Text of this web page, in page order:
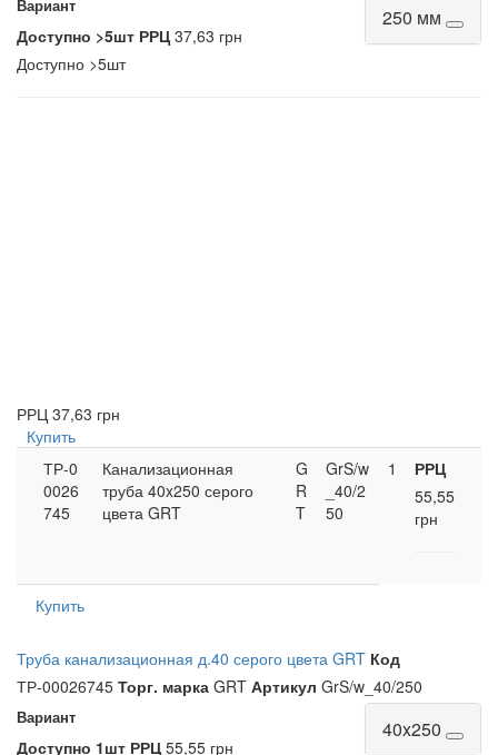
Вариант 250 мм
Доступно >5шт РРЦ37,63 грн
Доступно >5шт
РРЦ 37,63 грн
Купить
ТР-0
0026
745
Канализационная
труба 40x250 серого
цвета GRT
G
R
T
GrS/w
_40/2
50
1
РРЦ
55,55
грн
Купить
Труба канализационная д.40 серого цвета GRT Код
ТР-00026745 Торг. марка GRT Артикул GrS/w_40/250
Вариант 40x250
Доступно 1шт РРЦ55,55 грн